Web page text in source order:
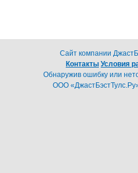
Cайт компании
Контакты Условия
Обнаружив ошибку или
ООО